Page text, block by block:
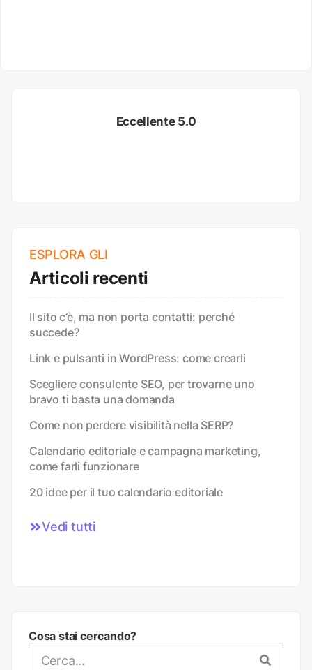
Eccellente 5.0
ESPLORA GLI
Articoli recenti
Il sito c’è, ma non porta contatti: perché
succede?
Link e pulsanti in WordPress: come crearli
Scegliere consulente SEO, per trovarne uno
bravo ti basta una domanda
Come non perdere visibilità nella SERP?
Calendario editoriale e campagna marketing,
come farli funzionare
20 idee per il tuo calendario editoriale
Vedi tutti
Cosa stai cercando?